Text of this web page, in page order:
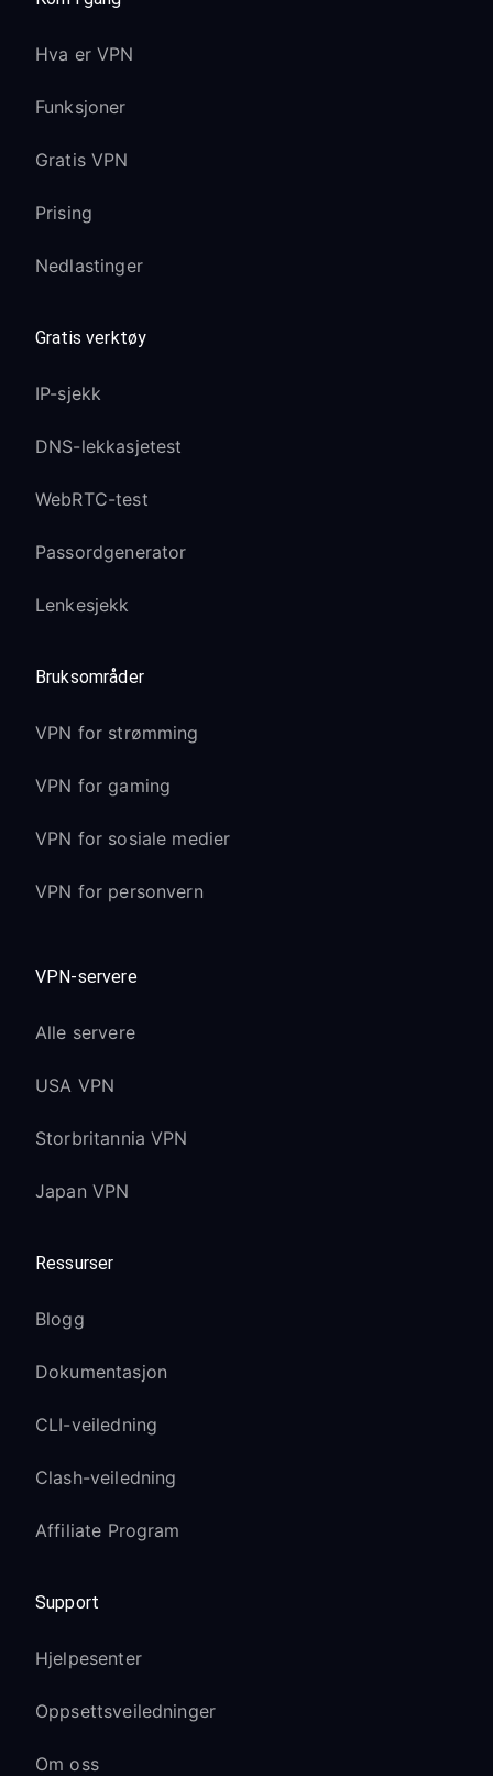
Hva er VPN
Funksjoner
Gratis VPN
Prising
Nedlastinger
Gratis verktøy
IP-sjekk
DNS-lekkasjetest
WebRTC-test
Passordgenerator
Lenkesjekk
Bruksområder
VPN for strømming
VPN for gaming
VPN for sosiale medier
VPN for personvern
VPN-servere
Alle servere
USA VPN
Storbritannia VPN
Japan VPN
Ressurser
Blogg
Dokumentasjon
CLI-veiledning
Clash-veiledning
Affiliate Program
Support
Hjelpesenter
Oppsettsveiledninger
Om oss